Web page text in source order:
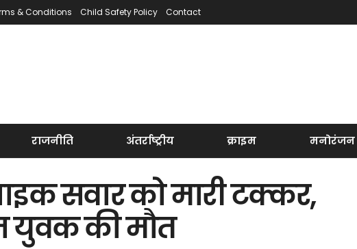
& Conditions Child Safety Policy Contact
राजनीति अंतर्राष्ट्रीय क्राइम मनोरंजन
सवार को मारी टक्कर,
युवक की मौत